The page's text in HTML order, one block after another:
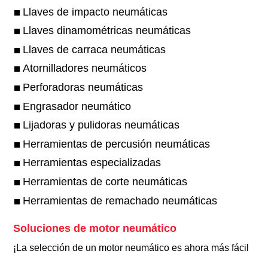
Llaves de impacto neumáticas
Llaves dinamométricas neumáticas
Llaves de carraca neumáticas
Atornilladores neumáticos
Perforadoras neumáticas
Engrasador neumático
Lijadoras y pulidoras neumáticas
Herramientas de percusión neumáticas
Herramientas especializadas
Herramientas de corte neumáticas
Herramientas de remachado neumáticas
Soluciones de motor neumático
¡La selección de un motor neumático es ahora más fácil